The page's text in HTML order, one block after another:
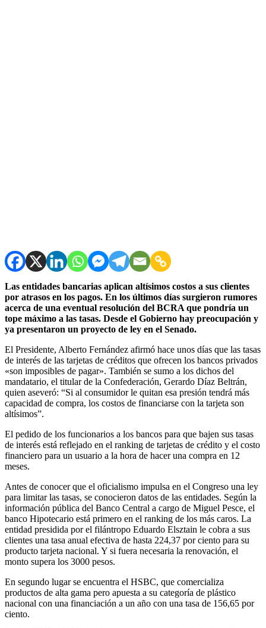
Las entidades bancarias aplican altísimos costos a sus clientes
por atrasos en los pagos. En los últimos días surgieron rumores
acerca de una eventual resolución del BCRA que pondría un
tope máximo a las tasas. Desde el Gobierno hay preocupación y
ya presentaron un proyecto de ley en el Senado.
El Presidente, Alberto Fernández afirmó hace unos días que las tasas
de interés de las tarjetas de créditos que ofrecen los bancos privados
«son imposibles de pagar». También se sumo a los dichos del
mandatario, el titular de la Confederación, Gerardo Díaz Beltrán,
quien aseveró: “Si al consumidor le quitan esa presión tendrá más
capacidad de compra, los costos de financiarse con la tarjeta son
altísimos”.
El pedido de los funcionarios a los bancos para que bajen sus tasas
de interés está reflejado en el ranking de tarjetas de crédito y el costo
financiero para un usuario a la hora de hacer una compra en 12
meses.
Antes de conocer que el oficialismo impulsa en el Congreso una ley
para limitar las tasas, se conocieron datos de las entidades. Según la
información pública del Banco Central a cargo de Miguel Pesce, el
banco Hipotecario está primero en el ranking de los más caros. La
entidad presidida por el filántropo Eduardo Elsztain le cobra a sus
clientes una tasa anual efectiva de hasta 224,37 por ciento para su
producto tarjeta nacional. Y si fuera necesaria la renovación, el
monto supera los 3000 pesos.
En segundo lugar se encuentra el HSBC, que comercializa
productos de alta gama pero apuesta a su categoría de plástico
nacional con una financiación a un año con una tasa de 156,65 por
ciento.